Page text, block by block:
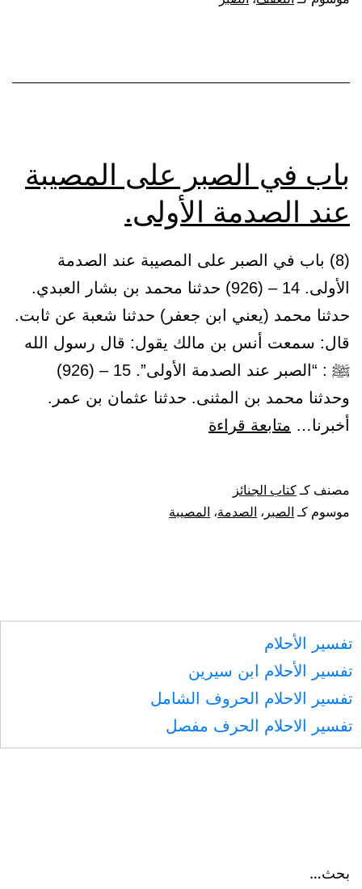
باب في الصبر على المصيبة
عند الصدمة الأولى.
(8) باب في الصبر على المصيبة عند الصدمة
الأولى. 14 – (926) حدثنا محمد بن بشار العبدي.
حدثنا محمد (يعني ابن جعفر) حدثنا شعبة عن ثابت.
قال: سمعت أنس بن مالك يقول: قال رسول الله
ﷺ : “الصبر عند الصدمة الأولى”. 15 – (926)
وحدثنا محمد بن المثنى. حدثنا عثمان بن عمر.
أخبرنا… متابعة قراءة
على
الأولى.
مصنف كـ كتاب الجنائز
موسوم كـ الصبر ، الصدمة، المصيبة
تفسير الأحلام
تفسير الأحلام ابن سيرين
تفسير الاحلام الحروف الشامل
تفسير الاحلام الحرف مفصل
بحث…